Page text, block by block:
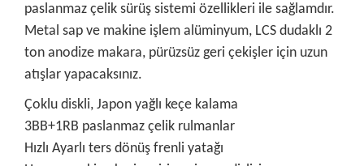
paslanmaz çelik sürüş sistemi özellikleri ile sağlamdır.
Metal sap ve makine işlem alüminyum, LCS dudaklı 2
ton anodize makara, pürüzsüz geri çekişler için uzun
atışlar yapacaksınız.
Çoklu diskli, Japon yağlı keçe kalama
3BB+1RB paslanmaz çelik rulmanlar
Hızlı Ayarlı ters dönüş frenli yatağı